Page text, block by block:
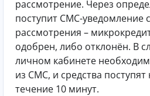
рассмотрение. Через
поступит СМС-уведомление
рассмотрения –
одобрен, либо отклонён. В
личном кабинете
из СМС, и средства поступят
течение 10 минут.